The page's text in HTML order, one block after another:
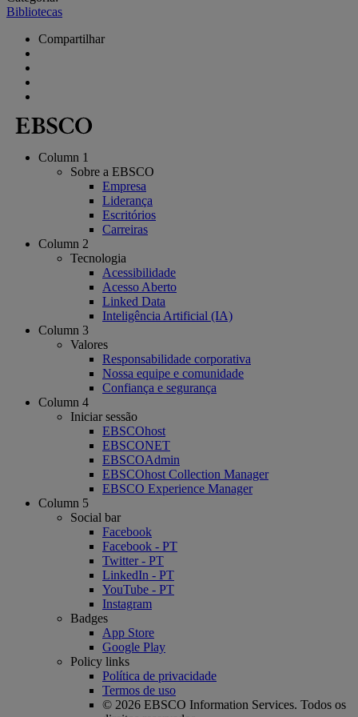
Bibliotecas
Compartilhar
Column 1
Sobre a EBSCO
Empresa
Liderança
Escritórios
Carreiras
Column 2
Tecnologia
Acessibilidade
Acesso Aberto
Linked Data
Inteligência Artificial (IA)
Column 3
Valores
Responsabilidade corporativa
Nossa equipe e comunidade
Confiança e segurança
Column 4
Iniciar sessão
EBSCOhost
EBSCONET
EBSCOAdmin
EBSCOhost Collection Manager
EBSCO Experience Manager
Column 5
Social bar
Facebook
Facebook - PT
Twitter - PT
LinkedIn - PT
YouTube - PT
Instagram
Badges
App Store
Google Play
Policy links
Política de privacidade
Termos de uso
© 2026 EBSCO Information Services. Todos os